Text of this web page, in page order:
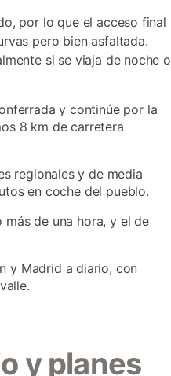
por lo que el acceso final
pero bien asfaltada.
si se viaja de noche o
y continúe por la
8 km de carretera
regionales y de media
en coche del pueblo.
de una hora, y el de
y Madrid a diario, con
y planes